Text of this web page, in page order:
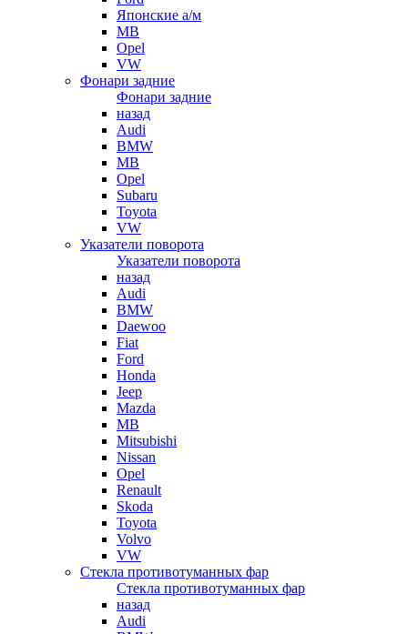
Японские а/м
MB
Opel
VW
Фонари задние
Фонари задние
назад
Audi
BMW
MB
Opel
Subaru
Toyota
VW
Указатели поворота
Указатели поворота
назад
Audi
BMW
Daewoo
Fiat
Ford
Honda
Jeep
Mazda
MB
Mitsubishi
Nissan
Opel
Renault
Skoda
Toyota
Volvo
VW
Стекла противотуманных фар
Стекла противотуманных фар
назад
Audi